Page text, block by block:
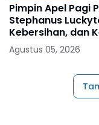
Pimpin Apel Pagi
Stephanus
Kebersihan, dan
Organisasi
Agustus 05, 2026